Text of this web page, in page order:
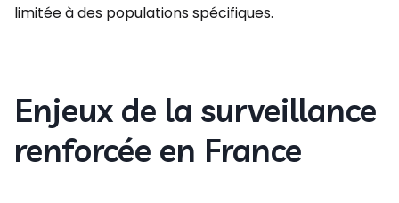
limitée à des populations spécifiques.
Enjeux de la surveillance
renforcée en France